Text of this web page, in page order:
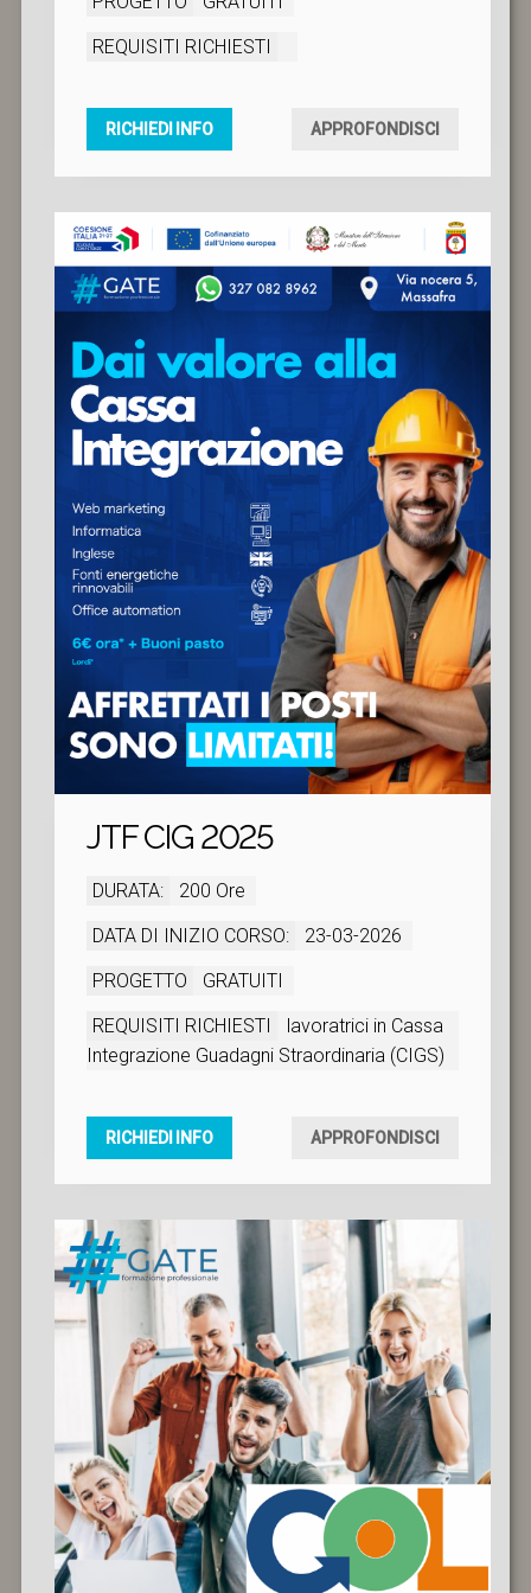
REQUISITI RICHIESTI
RICHIEDI INFO APPROFONDISCI
JTF CIG 2025
DURATA:
200 Ore
DATA DI INIZIO CORSO:
23-03-2026
PROGETTO
GRATUITI
REQUISITI RICHIESTI
lavoratrici in Cassa
Integrazione Guadagni Straordinaria (CIGS)
RICHIEDI INFO APPROFONDISCI